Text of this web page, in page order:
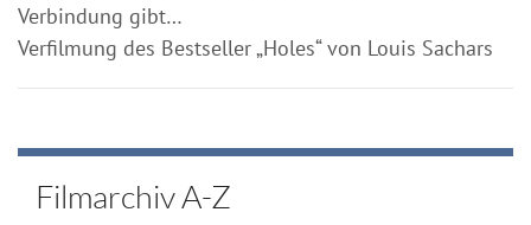
Verbindung gibt…
Verfilmung des Bestseller „Holes“ von Louis Sachars
Filmarchiv A-Z